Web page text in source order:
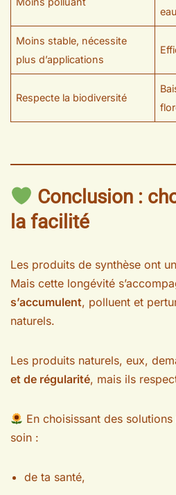
Moins stable, nécessite
plus d’applications
Respecte la biodiversité
Conclusion :
la facilité
Les produits de synthèse ont
Mais cette longévité
s’accumulent, polluent et
naturels.
Les produits naturels, eux,
et de régularité, mais ils
En choisissant des
soin :
de ta santé,